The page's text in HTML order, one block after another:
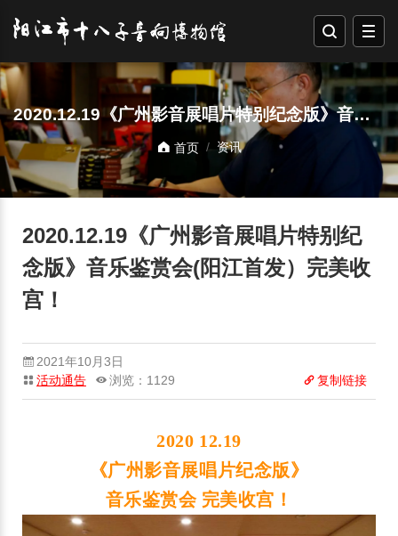
2020.12.19《广州影音展唱片特别纪念版》音乐鉴赏会(阳江首发）完美收宫！
首页 资讯
2020.12.19《广州影音展唱片特别纪
念版》音乐鉴赏会(阳江首发）完美收
宫！
2021年10月3日
活动通告
浏览：1129 复制链接
2020 12.19
《广州影音展唱片纪念版》
音乐鉴赏会 完美收宫！